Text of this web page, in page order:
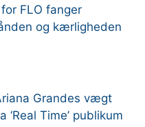
FLO fanger
og kærligheden
Grandes vægt
Time’ publikum